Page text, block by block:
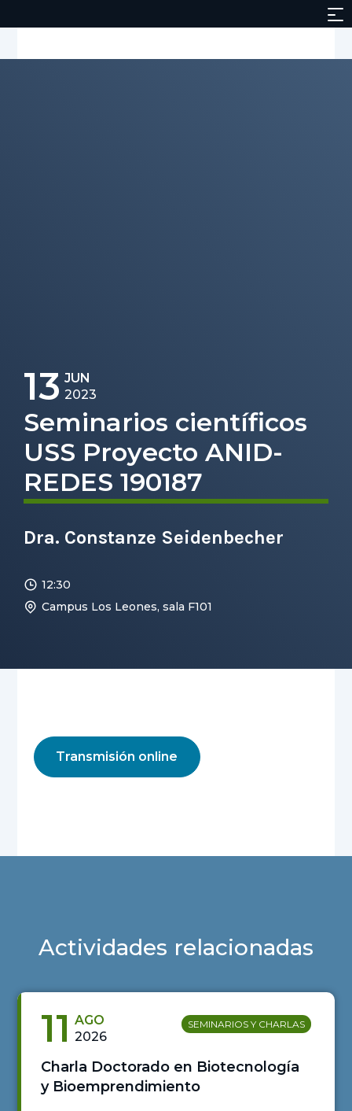
13 JUN
2023
Seminarios científicos
USS Proyecto ANID-
REDES 190187
Dra. Constanze Seidenbecher
12:30
Campus Los Leones, sala F101
Transmisión online
Actividades relacionadas
11 AGO
2026
SEMINARIOS Y CHARLAS
Charla Doctorado en Biotecnología
y Bioemprendimiento